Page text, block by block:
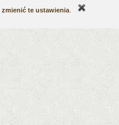
zmienić te ustawienia